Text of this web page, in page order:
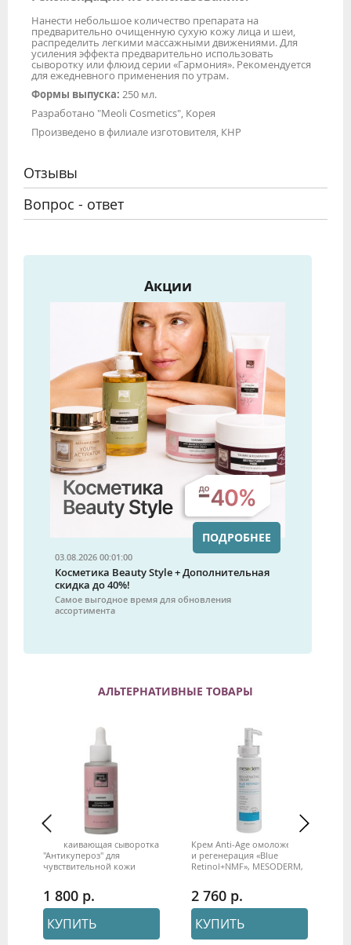
Нанести небольшое количество препарата на
предварительно очищенную сухую кожу лица и шеи,
распределить легкими массажными движениями. Для
усиления эффекта предварительно использовать
сыворотку или флюид серии «Гармония». Рекомендуется
для ежедневного применения по утрам.
Формы выпуска: 250 мл.
Разработано "Meoli Cosmetics", Корея
Произведено в филиале изготовителя, КНР
Отзывы
Вопрос - ответ
Акции
03.08.2026 00:01:00
Косметика Beauty Style + Дополнительная
скидка до 40%!
Самое выгодное время для обновления
ассортимента
ПОДРОБНЕЕ
АЛЬТЕРНАТИВНЫЕ ТОВАРЫ
Успокаивающая сыворотка
"Антикупероз" для
чувствительной кожи
1 800
КУПИТЬ
Крем Anti-Age омоложение
и регенерация «Blue
Retinol+NMF», MESODERM,
2 760
КУПИТЬ